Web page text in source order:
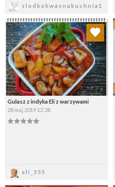
slodkokwasnakuchnia1
Gulasz z indyka Eli z warzywami
28 maj 2019 12:38
eli_555
Dodaj do ulubionych
Wybierz listę: